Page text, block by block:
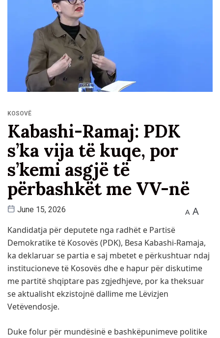
KOSOVË
Kabashi-Ramaj: PDK
s’ka vija të kuqe, por
s’kemi asgjë të
përbashkët me VV-në
June 15, 2026 A A
Kandidatja për deputete nga radhët e Partisë
Demokratike të Kosovës (PDK), Besa Kabashi-Ramaja,
ka deklaruar se partia e saj mbetet e përkushtuar ndaj
institucioneve të Kosovës dhe e hapur për diskutime
me partitë shqiptare pas zgjedhjeve, por ka theksuar
se aktualisht ekzistojnë dallime me Lëvizjen
Vetëvendosje.
Duke folur për mundësinë e bashkëpunimeve politike